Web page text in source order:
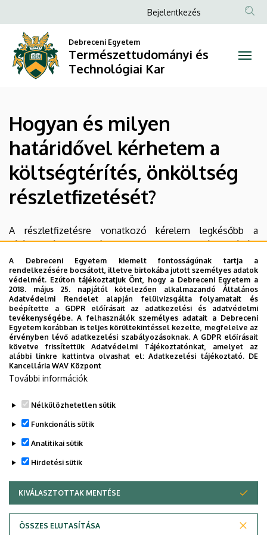
és
milyen
határidővel
költségtérítés,
önköltség
részletfizetését?
Természettudományi
és
Technológiai
Kar
a
tartalomra
Anonim
fiók
menüje
Bejelentkezés
Debreceni Egyetem
Természettudományi és
Technológiai Kar
Hogyan és milyen
határidővel kérhetem a
költségtérítés, önköltség
részletfizetését?
A részletfizetésre vonatkozó kérelem legkésőbb a
félévkezdéstől számított harmadik hét végéig
(regisztrációs hét + két hét) nyújtható be.
A költségtérítés, önköltség részletfizetési kérelmet
elektronikus úton a Neptunon keresztül töltheti fel a
hallgató a felhívásban megadott határidőig. Az első
részletet a tavaszi félévben március 31-ig, az őszi félévben
október 31-ig be kell fizetni. Részletfizetés lehetősége
esetén a költségtérítés, illetve önköltség utolsó részletét
legkésőbb a vizsgaidőszak kezdete előtt négy héttel kell
megfizetni. Ennek elmulasztása a hallgatói jogviszony
megszűnését vonja maga után.
Legutóbbi frissítés: 2022. 08. 01. 19:20
Adatvédelem
A Debreceni Egyetem kiemelt fontosságúnak tartja a
rendelkezésére bocsátott, illetve birtokába jutott személyes adatok
védelmét. Ezúton tájékoztatjuk Önt, hogy a Debreceni Egyetem a
2018. május 25. napjától kötelezően alkalmazandó Általános
Adatvédelmi Rendelet alapján felülvizsgálta folyamatait és
beépítette a GDPR előírásait az adatkezelési és adatvédelmi
tevékenységébe. A felhasználók személyes adatait a Debreceni
Egyetem korábban is teljes körültekintéssel kezelte, megfelelve az
érvényben lévő adatkezelési szabályozásoknak. A GDPR előírásait
követve frissítettük Adatvédelmi Tájékoztatónkat, amelyet az
alábbi linkre kattintva olvashat el:Adatkezelési tájékoztató. DE
Kancellária WAV Központ
További információk
Nélkülözhetetlen sütik
Funkcionális sütik
Analitikai sütik
Hirdetési sütik
KIVÁLASZTOTTAK MENTÉSE
ÖSSZES ELUTASÍTÁSA
WITHDRAW CONSENT